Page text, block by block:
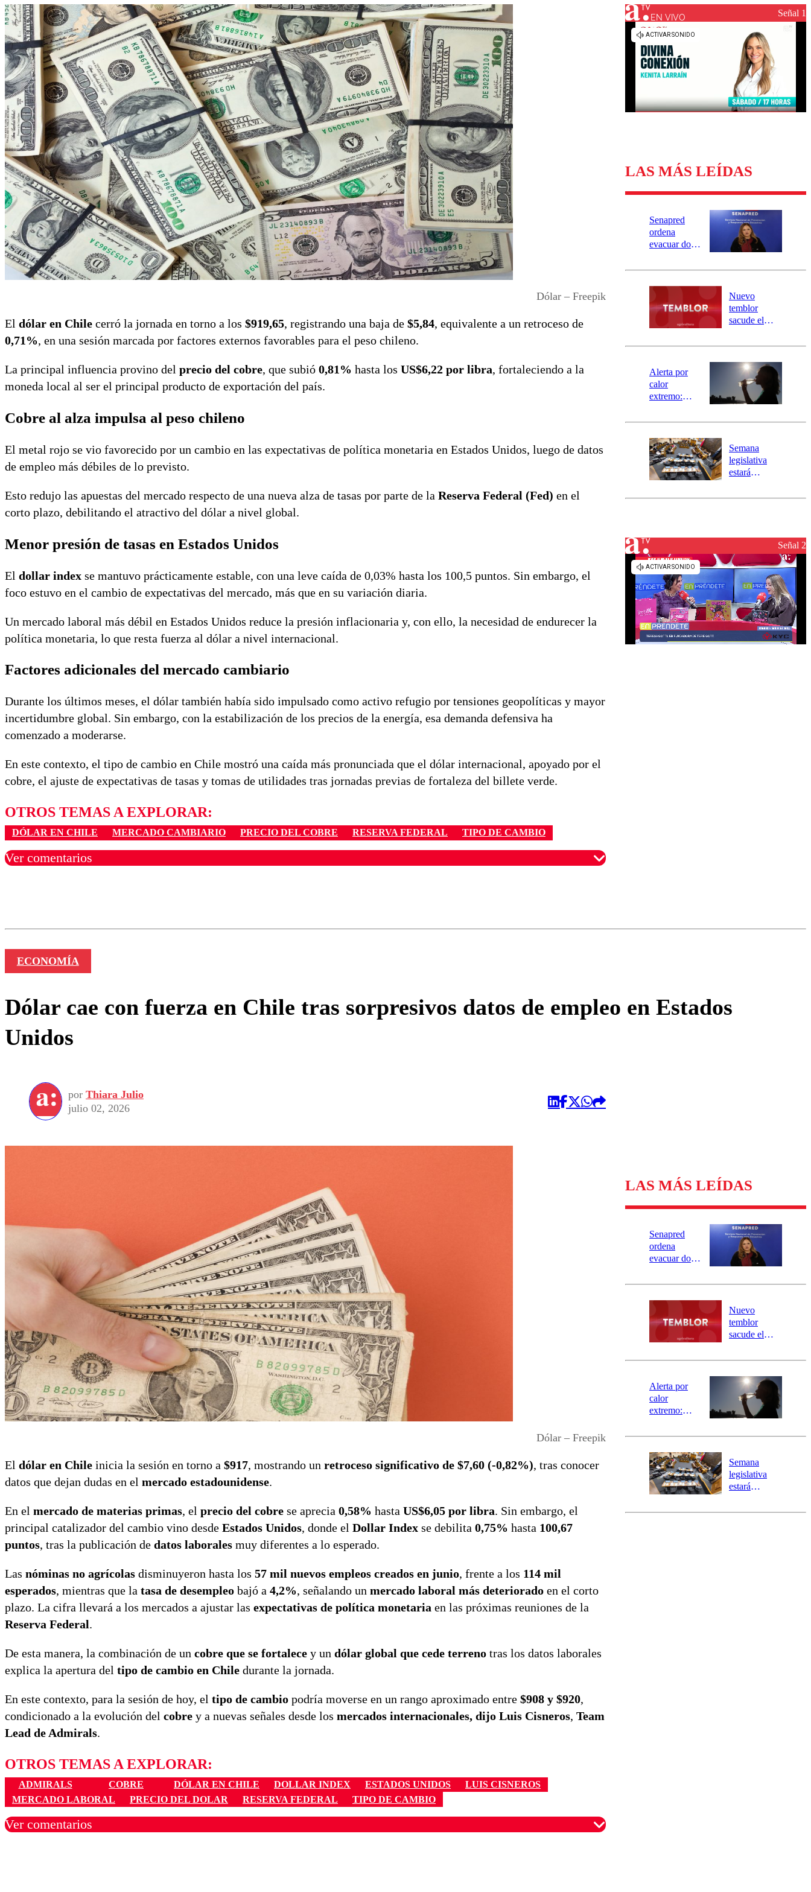
Universidad de Chile
Sustentabilidad
Dólar – Freepik
El dólar en Chile cerró la jornada en torno a los $919,65, registrando una baja de $5,84, equivalente a un retroceso de
0,71%, en una sesión marcada por factores externos favorables para el peso chileno.
La principal influencia provino del precio del cobre, que subió 0,81% hasta los US$6,22 por libra, fortaleciendo a la
moneda local al ser el principal producto de exportación del país.
Cobre al alza impulsa al peso chileno
El metal rojo se vio favorecido por un cambio en las expectativas de política monetaria en Estados Unidos, luego de datos
de empleo más débiles de lo previsto.
Esto redujo las apuestas del mercado respecto de una nueva alza de tasas por parte de la Reserva Federal (Fed) en el
corto plazo, debilitando el atractivo del dólar a nivel global.
Menor presión de tasas en Estados Unidos
El dollar index se mantuvo prácticamente estable, con una leve caída de 0,03% hasta los 100,5 puntos. Sin embargo, el
foco estuvo en el cambio de expectativas del mercado, más que en su variación diaria.
Un mercado laboral más débil en Estados Unidos reduce la presión inflacionaria y, con ello, la necesidad de endurecer la
política monetaria, lo que resta fuerza al dólar a nivel internacional.
Factores adicionales del mercado cambiario
Durante los últimos meses, el dólar también había sido impulsado como activo refugio por tensiones geopolíticas y mayor
incertidumbre global. Sin embargo, con la estabilización de los precios de la energía, esa demanda defensiva ha
comenzado a moderarse.
En este contexto, el tipo de cambio en Chile mostró una caída más pronunciada que el dólar internacional, apoyado por el
cobre, el ajuste de expectativas de tasas y tomas de utilidades tras jornadas previas de fortaleza del billete verde.
OTROS TEMAS A EXPLORAR:
DÓLAR EN CHILE MERCADO CAMBIARIO PRECIO DEL COBRE RESERVA FEDERAL TIPO DE CAMBIO
Ver comentarios
EN VIVO Señal 1
LAS MÁS LEÍDAS
Senapred
ordena
evacuar dos
Carahue por
río Damas:
activa
mensajería
SAE
Nuevo
temblor
sacude el
revisa la
epicentro
Alerta por
calor
extremo:
activa Alerta
Preventiva en
tres comunas
Semana
legislativa
estará
el fin de la
reconstrucciónSeñal 2
ECONOMÍA
Dólar cae con fuerza en Chile tras sorpresivos datos de empleo en Estados
Unidos
por Thiara Julio
julio 02, 2026
Dólar – Freepik
El dólar en Chile inicia la sesión en torno a $917, mostrando un retroceso significativo de $7,60 (-0,82%), tras conocer
datos que dejan dudas en el mercado estadounidense.
En el mercado de materias primas, el precio del cobre se aprecia 0,58% hasta US$6,05 por libra. Sin embargo, el
principal catalizador del cambio vino desde Estados Unidos, donde el Dollar Index se debilita 0,75% hasta 100,67
puntos, tras la publicación de datos laborales muy diferentes a lo esperado.
Las nóminas no agrícolas disminuyeron hasta los 57 mil nuevos empleos creados en junio, frente a los 114 mil
esperados, mientras que la tasa de desempleo bajó a 4,2%, señalando un mercado laboral más deteriorado en el corto
plazo. La cifra llevará a los mercados a ajustar las expectativas de política monetaria en las próximas reuniones de la
Reserva Federal.
De esta manera, la combinación de un cobre que se fortalece y un dólar global que cede terreno tras los datos laborales
explica la apertura del tipo de cambio en Chile durante la jornada.
En este contexto, para la sesión de hoy, el tipo de cambio podría moverse en un rango aproximado entre $908 y $920,
condicionado a la evolución del cobre y a nuevas señales desde los mercados internacionales, dijo Luis Cisneros, Team
Lead de Admirals.
OTROS TEMAS A EXPLORAR:
ADMIRALS COBRE DÓLAR EN CHILE DOLLAR INDEX ESTADOS UNIDOS
LUIS CISNEROS
MERCADO LABORAL
PRECIO DEL DOLAR RESERVA FEDERAL TIPO DE CAMBIO
Ver comentarios
LAS MÁS LEÍDAS
Senapred
ordena
evacuar dos
Carahue por
río Damas:
activa
mensajería
SAE
Nuevo
temblor
sacude el
revisa la
epicentro
Alerta por
calor
extremo:
activa Alerta
Preventiva en
tres comunas
Semana
legislativa
estará
el fin de la